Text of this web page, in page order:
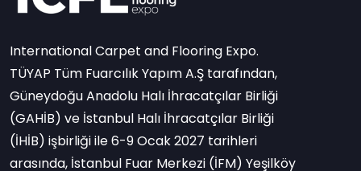
International Carpet and Flooring Expo.
TÜYAP Tüm Fuarcılık Yapım A.Ş tarafından,
Güneydoğu Anadolu Halı İhracatçılar Birliği
(GAHİB) ve İstanbul Halı İhracatçılar Birliği
(İHİB) işbirliği ile 6-9 Ocak 2027 tarihleri
arasında, İstanbul Fuar Merkezi (İFM) Yeşilköy